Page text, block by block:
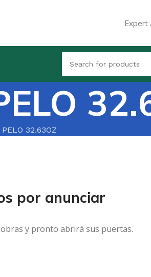
Expert
32.63OZ
por anunciar
y pronto abrirá sus puertas.